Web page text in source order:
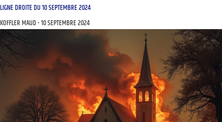
LIGNE DROITE DU 10 SEPTEMBRE 2024
KOFFLER MAUD 10 SEPTEMBRE 2024